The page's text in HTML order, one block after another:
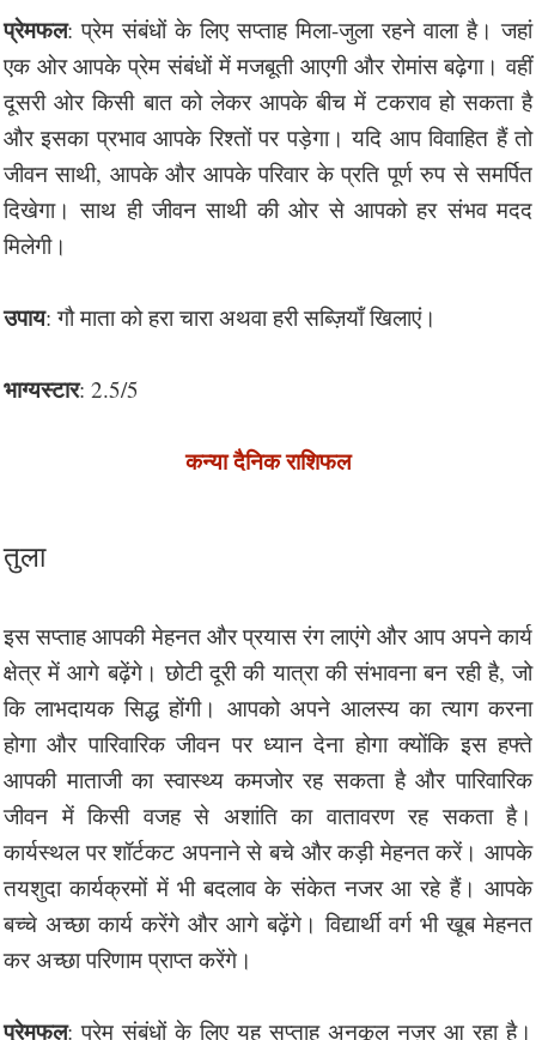
प्रेमफल: प्रेम संबंधों के लिए सप्ताह मिला-जुला रहने वाला है। जहां
एक ओर आपके प्रेम संबंधों में मजबूती आएगी और रोमांस बढ़ेगा। वहीं
दूसरी ओर किसी बात को लेकर आपके बीच में टकराव हो सकता है
और इसका प्रभाव आपके रिश्तों पर पड़ेगा। यदि आप विवाहित हैं तो
जीवन साथी, आपके और आपके परिवार के प्रति पूर्ण रुप से समर्पित
दिखेगा। साथ ही जीवन साथी की ओर से आपको हर संभव मदद
मिलेगी।
उपाय: गौ माता को हरा चारा अथवा हरी सब्ज़ियाँ खिलाएं।
भाग्यस्टार: 2.5/5
कन्या दैनिक राशिफल
तुला
इस सप्ताह आपकी मेहनत और प्रयास रंग लाएंगे और आप अपने कार्य
क्षेत्र में आगे बढ़ेंगे। छोटी दूरी की यात्रा की संभावना बन रही है, जो
कि लाभदायक सिद्ध होंगी। आपको अपने आलस्य का त्याग करना
होगा और पारिवारिक जीवन पर ध्यान देना होगा क्योंकि इस हफ्ते
आपकी माताजी का स्वास्थ्य कमजोर रह सकता है और पारिवारिक
जीवन में किसी वजह से अशांति का वातावरण रह सकता है।
कार्यस्थल पर शॉर्टकट अपनाने से बचे और कड़ी मेहनत करें। आपके
तयशुदा कार्यक्रमों में भी बदलाव के संकेत नजर आ रहे हैं। आपके
बच्चे अच्छा कार्य करेंगे और आगे बढ़ेंगे। विद्यार्थी वर्ग भी खूब मेहनत
कर अच्छा परिणाम प्राप्त करेंगे।
प्रेमफल: प्रेम संबंधों के लिए यह सप्ताह अनुकूल नज़र आ रहा है।